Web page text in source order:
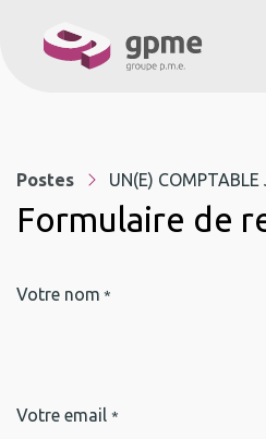
Postes UN(E) COMPTABLE
Formulaire de
Votre nom *
Votre email *